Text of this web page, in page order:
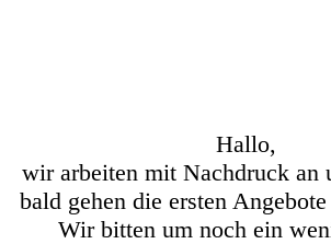
Hallo,
wir arbeiten mit Nachdruck an
bald gehen die ersten
Wir bitten um noch ein